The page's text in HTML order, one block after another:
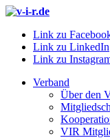
Link zu
Link zu LinkedIn
Link zu
Verband
Über den
VIR